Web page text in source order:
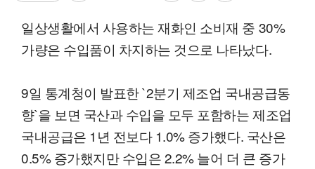
일상생활에서 사용하는 재화인 소비재 중 30%
가량은 수입품이 차지하는 것으로 나타났다.
9일 통계청이 발표한 `2분기 제조업 국내공급동
향`을 보면 국산과 수입을 모두 포함하는 제조업
국내공급은 1년 전보다 1.0% 증가했다. 국산은
0.5% 증가했지만 수입은 2.2% 늘어 더 큰 증가